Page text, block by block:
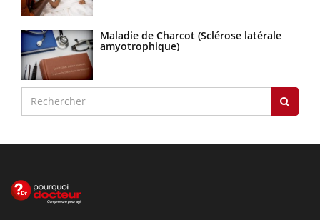
Maladie de Charcot (Sclérose latérale
amyotrophique)